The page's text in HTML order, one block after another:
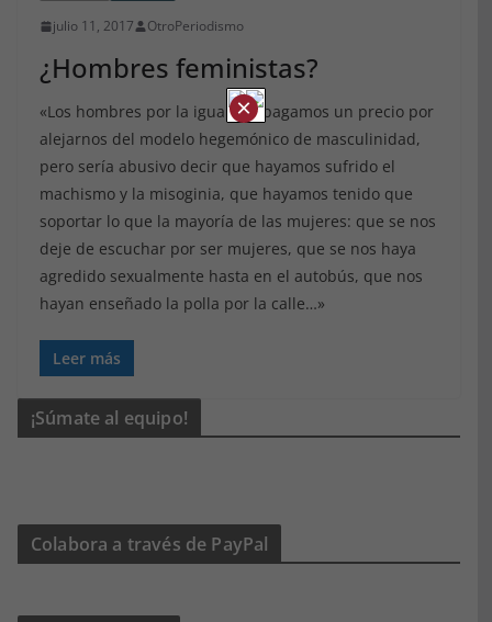
julio 11, 2017 OtroPeriodismo
¿Hombres feministas?
«Los hombres por la igualdad pagamos un precio por
alejarnos del modelo hegemónico de masculinidad,
pero sería abusivo decir que hayamos sufrido el
machismo y la misoginia, que hayamos tenido que
soportar lo que la mayoría de las mujeres: que se nos
deje de escuchar por ser mujeres, que se nos haya
agredido sexualmente hasta en el autobús, que nos
hayan enseñado la polla por la calle…»
Leer más
¡Súmate al equipo!
Colabora a través de PayPal
×